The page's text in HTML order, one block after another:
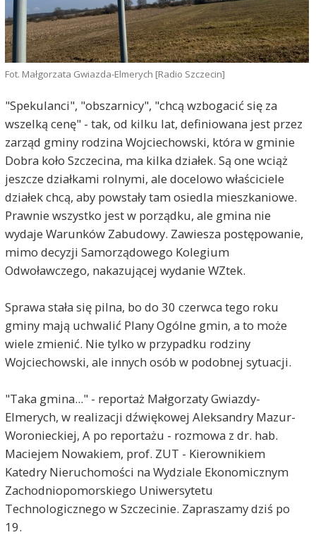
Fot. Małgorzata Gwiazda-Elmerych [Radio Szczecin]
"Spekulanci", "obszarnicy", "chcą wzbogacić się za
wszelką cenę" - tak, od kilku lat, definiowana jest przez
zarząd gminy rodzina Wojciechowski, która w gminie
Dobra koło Szczecina, ma kilka działek. Są one wciąż
jeszcze działkami rolnymi, ale docelowo właściciele
działek chcą, aby powstały tam osiedla mieszkaniowe.
Prawnie wszystko jest w porządku, ale gmina nie
wydaje Warunków Zabudowy. Zawiesza postępowanie,
mimo decyzji Samorządowego Kolegium
Odwoławczego, nakazującej wydanie WZtek.
Sprawa stała się pilna, bo do 30 czerwca tego roku
gminy mają uchwalić Plany Ogólne gmin, a to może
wiele zmienić. Nie tylko w przypadku rodziny
Wojciechowski, ale innych osób w podobnej sytuacji.
"Taka gmina..." - reportaż Małgorzaty Gwiazdy-
Elmerych, w realizacji dźwiękowej Aleksandry Mazur-
Woronieckiej, A po reportażu - rozmowa z dr. hab.
Maciejem Nowakiem, prof. ZUT - Kierownikiem
Katedry Nieruchomości na Wydziale Ekonomicznym
Zachodniopomorskiego Uniwersytetu
Technologicznego w Szczecinie. Zapraszamy dziś po
19.